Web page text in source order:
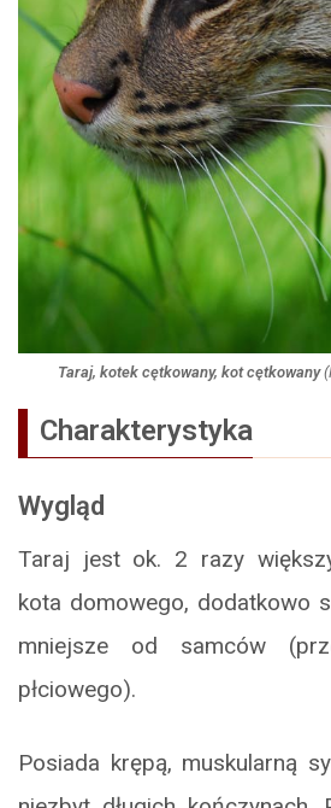
Taraj, kotek cętkowany, kot cętkowany(
Charakterystyka
Wygląd
Taraj jest ok. 2 razy
kota domowego, dodatkowo
mniejsze od samców
płciowego).
Posiada krępą, muskularną